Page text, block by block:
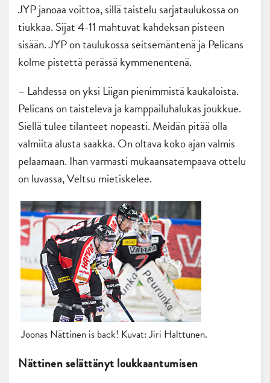
JYP janoaa voittoa, sillä taistelu sarjataulukossa on
tiukkaa. Sijat 4-11 mahtuvat kahdeksan pisteen
sisään. JYP on taulukossa seitsemäntenä ja Pelicans
kolme pistettä perässä kymmenentenä.
– Lahdessa on yksi Liigan pienimmistä kaukaloista.
Pelicans on taisteleva ja kamppailuhalukas joukkue.
Siellä tulee tilanteet nopeasti. Meidän pitää olla
valmiita alusta saakka. On oltava koko ajan valmis
pelaamaan. Ihan varmasti mukaansatempaava ottelu
on luvassa, Veltsu mietiskelee.
Joonas Nättinen is back! Kuvat: Jiri Halttunen.
Nättinen selättänyt loukkaantumisen